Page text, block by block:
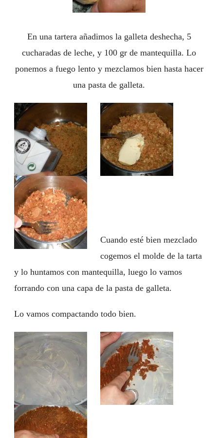
En una tartera añadimos la galleta deshecha, 5
cucharadas de leche, y 100 gr de mantequilla. Lo
ponemos a fuego lento y mezclamos bien hasta hacer
una pasta de galleta.
Cuando esté bien mezclado
cogemos el molde de la tarta
y lo huntamos con mantequilla, luego lo vamos
forrando con una capa de la pasta de galleta.
Lo vamos compactando todo bien.